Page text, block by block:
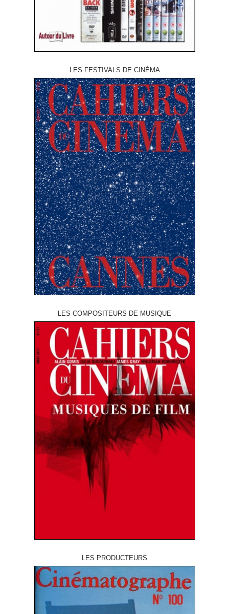
LES FESTIVALS DE CINÉMA
LES COMPOSITEURS DE MUSIQUE
LES PRODUCTEURS